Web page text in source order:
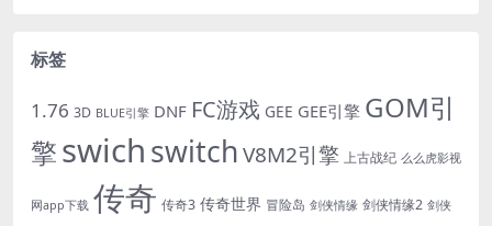
标签
1.76 3D BLUE引擎 DNF FC游戏 GEE GEE引擎 GOM引
擎swichswitchV8M2引擎 上古战纪 么么虎影视
网app下载 传奇 传奇3 传奇世界 冒险岛 剑侠情缘 剑侠情缘2 剑侠